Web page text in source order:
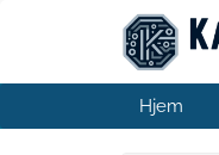
Hjem